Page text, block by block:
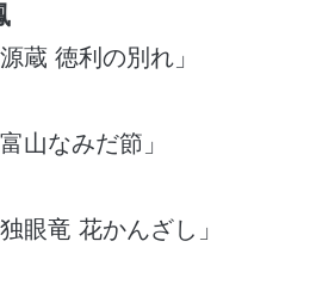
蔵 徳利の別れ」
山なみだ節」
眼竜 花かんざし」